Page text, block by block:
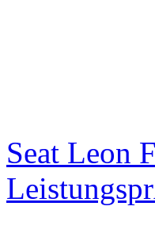
Seat Leon